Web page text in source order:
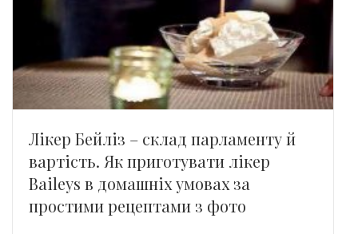
Лікер Бейліз – склад парламенту й
вартість. Як приготувати лікер
Baileys в домашніх умовах за
простими рецептами з фото